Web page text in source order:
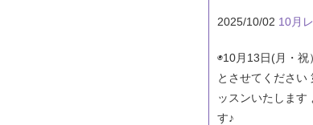
2025/10/02 10月
◉10月13日(月・祝
とさせてください
ッスンいたします
す♪